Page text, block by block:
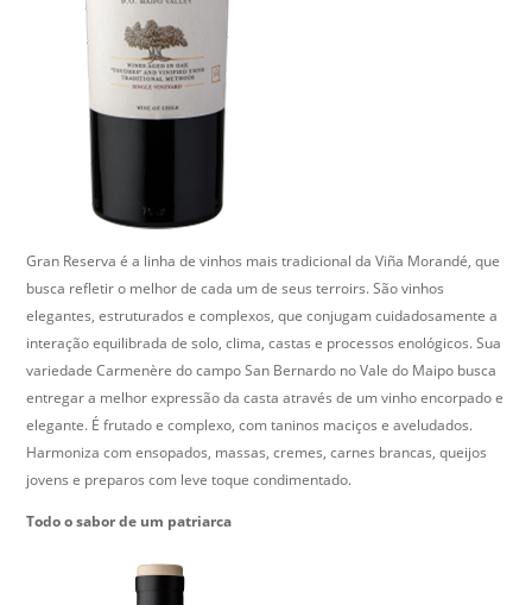
Gran Reserva é a linha de vinhos mais tradicional da Viña Morandé, que
busca refletir o melhor de cada um de seus terroirs. São vinhos
elegantes, estruturados e complexos, que conjugam cuidadosamente a
interação equilibrada de solo, clima, castas e processos enológicos. Sua
variedade Carmenère do campo San Bernardo no Vale do Maipo busca
entregar a melhor expressão da casta através de um vinho encorpado e
elegante. É frutado e complexo, com taninos maciços e aveludados.
Harmoniza com ensopados, massas, cremes, carnes brancas, queijos
jovens e preparos com leve toque condimentado.
Todo o sabor de um patriarca